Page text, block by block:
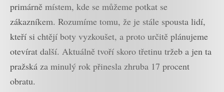
primárně místem, kde se můžeme potkat se
zákazníkem. Rozumíme tomu, že je stále spousta lidí,
kteří si chtějí boty vyzkoušet, a proto určitě plánujeme
otevírat další. Aktuálně tvoří skoro třetinu tržeb a jen ta
pražská za minulý rok přinesla zhruba 17 procent
obratu.